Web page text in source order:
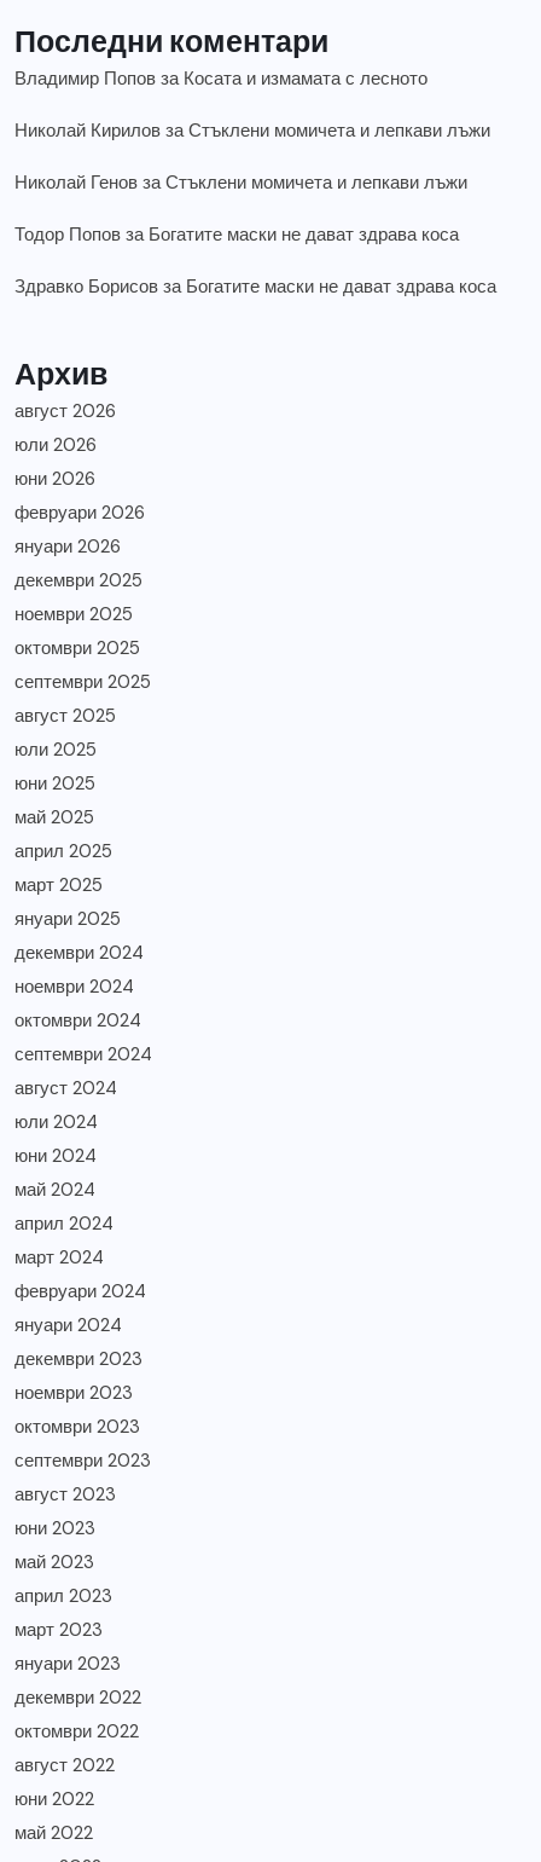
Последни коментари
Владимир Попов за Косата и измамата с лесното
Николай Кирилов заСтъклени момичета и лепкави лъжи
Николай Генов заСтъклени момичета и лепкави лъжи
Тодор Попов за Богатите маски не дават здрава коса
Здравко Борисов за Богатите маски не дават здрава коса
Архив
август 2026
юли 2026
юни 2026
февруари 2026
януари 2026
декември 2025
ноември 2025
октомври 2025
септември 2025
август 2025
юли 2025
юни 2025
май 2025
април 2025
март 2025
януари 2025
декември 2024
ноември 2024
октомври 2024
септември 2024
август 2024
юли 2024
юни 2024
май 2024
април 2024
март 2024
февруари 2024
януари 2024
декември 2023
ноември 2023
октомври 2023
септември 2023
август 2023
юни 2023
май 2023
април 2023
март 2023
януари 2023
декември 2022
октомври 2022
август 2022
юни 2022
май 2022